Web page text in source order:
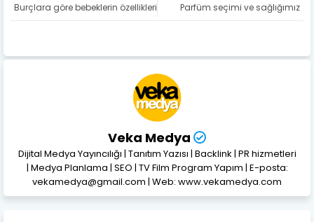
Parfüm seçimi ve sağlığımız
Burçlara göre bebeklerin özellikleri
Veka Medya
Dijital Medya Yayıncılığı | Tanıtım Yazısı | Backlink | PR hizmetleri
| Medya Planlama | SEO | TV Film Program Yapım | E-posta:
vekamedya@gmail.com | Web: www.vekamedya.com